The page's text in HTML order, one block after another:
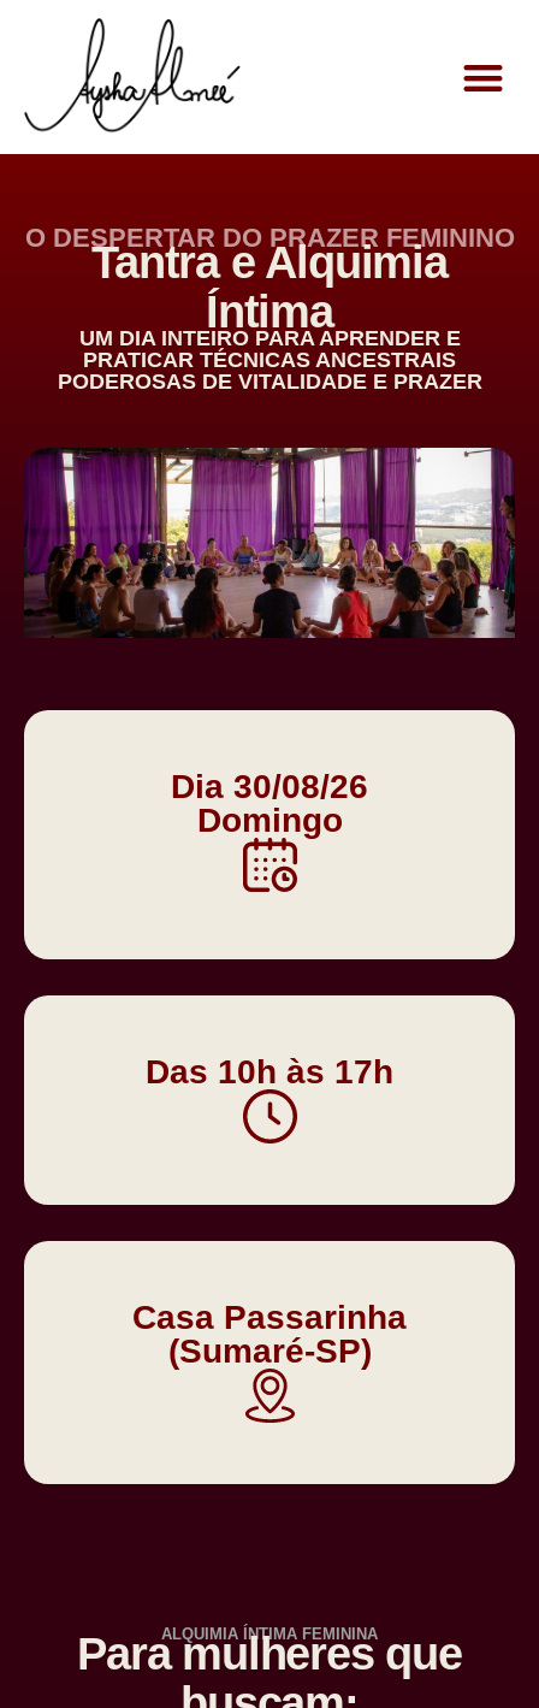
O DESPERTAR DO PRAZER FEMININO
Tantra e Alquimia
Íntima
UM DIA INTEIRO PARA APRENDER E
PRATICAR TÉCNICAS ANCESTRAIS
PODEROSAS DE VITALIDADE E PRAZER
Dia 30/08/26
Domingo
Das 10h às 17h
Casa Passarinha
(Sumaré-SP)
ALQUIMIA ÍNTIMA FEMININA​
Para mulheres que